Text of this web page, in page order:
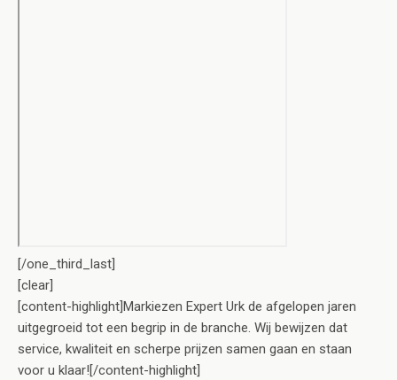
[/one_third_last]
[clear]
[content-highlight]Markiezen Expert Urk de afgelopen jaren
uitgegroeid tot een begrip in de branche. Wij bewijzen dat
service, kwaliteit en scherpe prijzen samen gaan en staan
voor u klaar![/content-highlight]